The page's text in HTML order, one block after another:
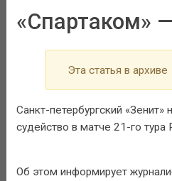
«Спартаком»
Эта статья в архиве
Санкт-петербургский
судейство в матче 21-го тура
Об этом информирует